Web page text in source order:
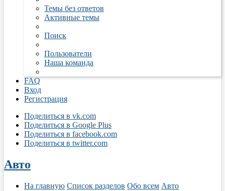
Темы без ответов
Активные темы
Поиск
Пользователи
Наша команда
FAQ
Вход
Регистрация
Поделиться в vk.com
Поделиться в Google Plus
Поделиться в facebook.com
Поделиться в twitter.com
Авто
На главную Список разделов Обо всем Авто